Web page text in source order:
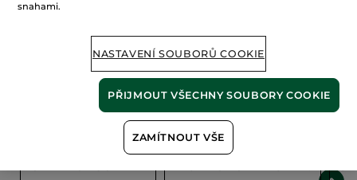
100%rostlinné
extrakty
60 hektarů
ekologických polí
Zobrazit více
snahami.
NASTAVENÍ SOUBORŮ COOKIE
ZAMÍTNOUT VŠE
PŘIJMOUT VŠECHNY SOUBORY COOKIE